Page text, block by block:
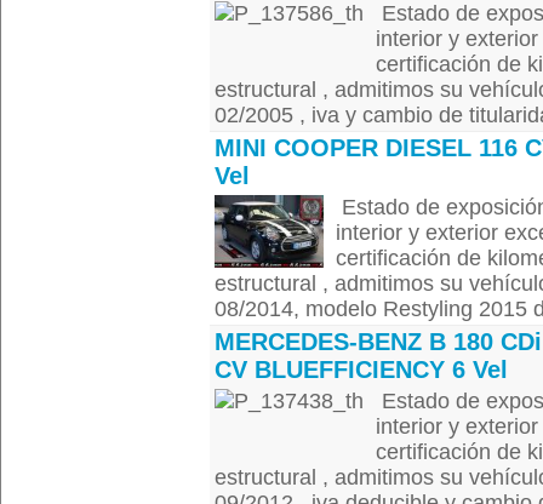
Estado de
interior y
certificación de
estructural , admitimos su
02/2005 , iva y cambio de
MINI COOPER DIESEL 116
Vel
Estado de
interior y exterior
certificación de
estructural , admitimos su
08/2014, modelo Restyling 2015
MERCEDES-BENZ B 180
CV BLUEFFICIENCY 6 Vel
Estado de
interior y
certificación de
estructural , admitimos su